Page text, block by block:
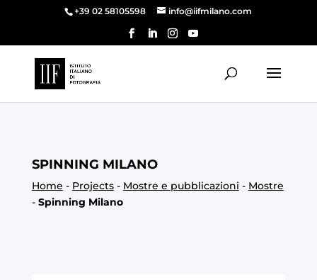
+39 02 58105598 info@iifmilano.com
SPINNING MILANO
Home - Projects- Mostre e pubblicazioni - Mostre
- Spinning Milano